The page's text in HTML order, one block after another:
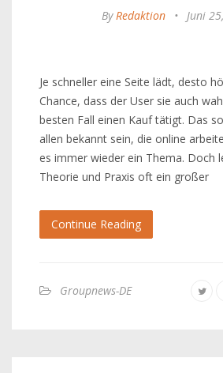
ByRedaktion • Juni
Je schneller eine Seite lädt, desto
Chance, dass der User sie auch
besten Fall einen Kauf tätigt. Das
allen bekannt sein, die online
es immer wieder ein Thema. Doch
Theorie und Praxis oft ein großer
Continue Reading
Groupnews-DE